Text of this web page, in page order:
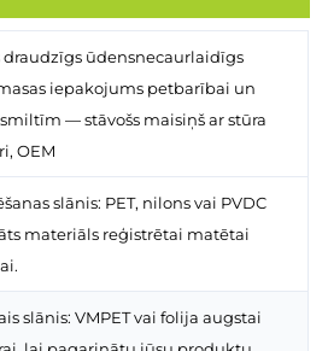
draudzīgs ūdensnecaurlaidīgs
iepakojums petbarībai un
— stāvošs maisiņš ar stūra
OEM
slānis: PET, nilons vai PVDC
materiāls reģistrētai matētai
slānis: VMPET vai folija augstai